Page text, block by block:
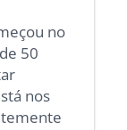
no
50
nos